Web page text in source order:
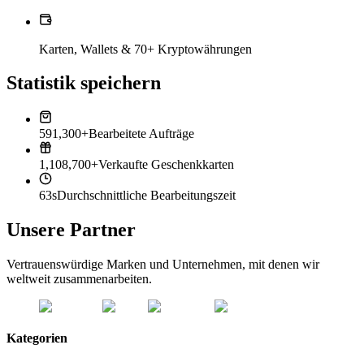
Karten, Wallets & 70+ Kryptowährungen
Statistik speichern
591,300+Bearbeitete Aufträge
1,108,700+Verkaufte Geschenkkarten
63sDurchschnittliche Bearbeitungszeit
Unsere Partner
Vertrauenswürdige Marken und Unternehmen, mit denen wir
weltweit zusammenarbeiten.
Kategorien